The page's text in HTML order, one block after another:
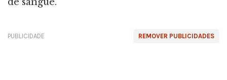
REMOVER PUBLICIDADES
PUBLICIDADE